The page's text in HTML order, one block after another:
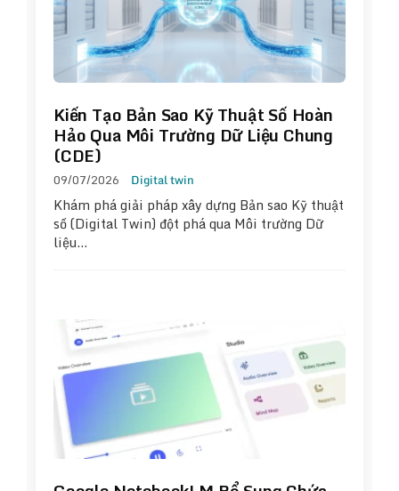
Kiến Tạo Bản Sao Kỹ Thuật Số Hoàn
Hảo Qua Môi Trường Dữ Liệu Chung
(CDE)
09/07/2026 Digital twin
Khám phá giải pháp xây dựng Bản sao Kỹ thuật
số (Digital Twin) đột phá qua Môi trường Dữ
liệu…